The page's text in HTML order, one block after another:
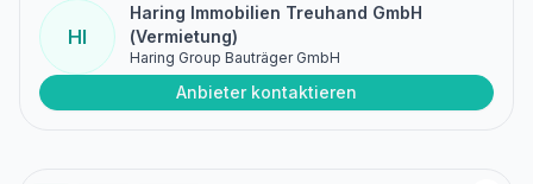
HI
Haring Immobilien Treuhand GmbH
(Vermietung)
Haring Group Bauträger GmbH
Anbieter kontaktieren